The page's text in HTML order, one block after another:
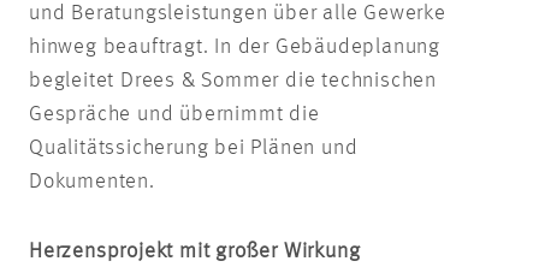
und Beratungsleistungen über alle Gewerke
hinweg beauftragt. In der Gebäudeplanung
begleitet Drees & Sommer die technischen
Gespräche und übernimmt die
Qualitätssicherung bei Plänen und
Dokumenten.
Herzensprojekt mit großer Wirkung